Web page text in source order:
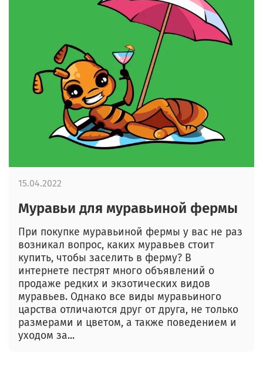
Муравьи для муравьиной фермы
При покупке муравьиной фермы у вас не раз
возникал вопрос, каких муравьев стоит
купить, чтобы заселить в ферму? В
интернете пестрят много объявлений о
продаже редких и экзотических видов
муравьев. Однако все виды муравьиного
царства отличаются друг от друга, не только
размерами и цветом, а также поведением и
уходом за...
15.04.2022